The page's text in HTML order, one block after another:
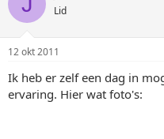
Lid
12 okt 2011
Ik heb er zelf een dag in
ervaring. Hier wat foto's: